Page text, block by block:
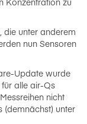
die unter anderem
nun Sensoren
Update wurde
alle air-Qs
nicht
(demnächst) unter